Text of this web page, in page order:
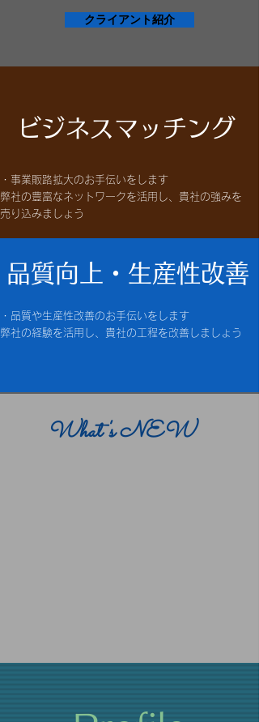
クライアント紹介
ビジネスマッチング
・事業販路拡大のお手伝いをします
弊社の豊富なネットワークを活用し、貴社の強みを
売り込みましょう
品質向上・生産性改善
・品質や生産性改善のお手伝いをします
弊社の経験を活用し、貴社の工程を改善しましょう
What's NEW